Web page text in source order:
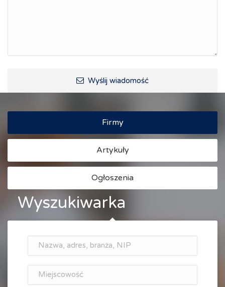
Wyślij wiadomość
Firmy
Artykuły
Ogłoszenia
Wyszukiwarka